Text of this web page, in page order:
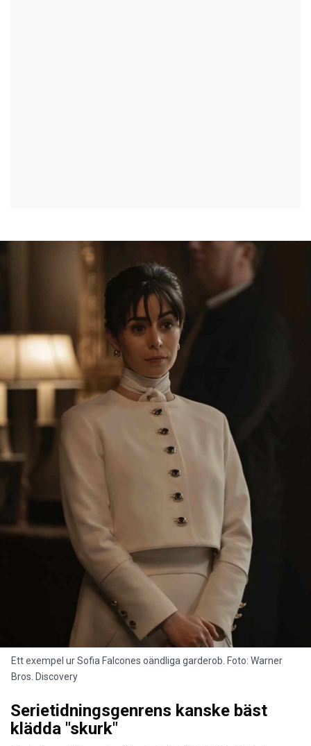
Ett exempel ur Sofia Falcones oändliga garderob. Foto: Warner
Bros. Discovery
Serietidningsgenrens kanske bäst
klädda "skurk"